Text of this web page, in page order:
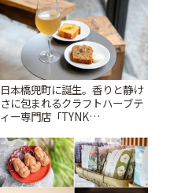
日本橋兜町に誕生。香りと静け
さに包まれるクラフトハーブテ
ィー専門店「TYNK